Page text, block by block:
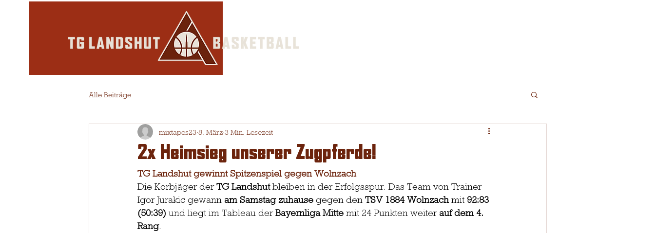
Alle Beiträge
2x Heimsieg unserer Zugpferde!
mixtapes23 8. März 3 Min. Lesezeit
TG Landshut gewinnt Spitzenspiel gegen Wolnzach
Die Korbjäger der TG Landshut bleiben in der Erfolgsspur. Das Team von Trainer
Igor Jurakic gewann am Samstag zuhause gegen den TSV 1884 Wolnzach mit 92:83
(50:39) und liegt im Tableau der Bayernliga Mitte mit 24 Punkten weiter auf dem 4.
Rang.